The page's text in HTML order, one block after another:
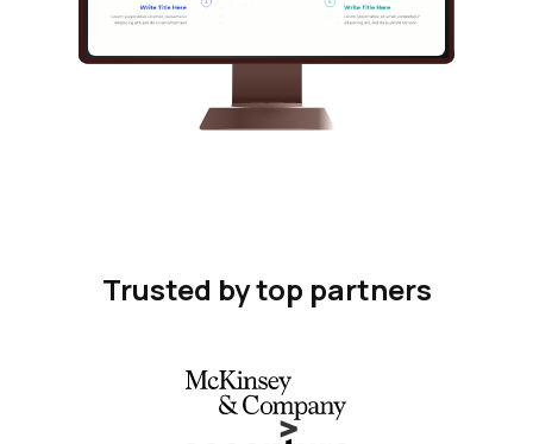
Trusted by top partners